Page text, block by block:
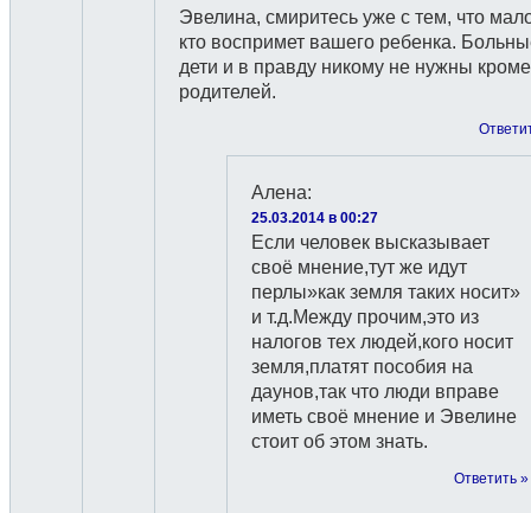
Эвелина, смиритесь уже с тем, что
кто воспримет вашего ребенка.
дети и в правду никому не нужны кроме
родителей.
Алена:
25.03.2014 в 00:27
Если человек высказывает
своё мнение,тут же идут
перлы»как земля таких носит»
и т.д.Между прочим,это из
налогов тех людей,кого носит
земля,платят пособия на
даунов,так что люди вправе
иметь своё мнение и Эвелине
стоит об этом знать.
Ответить »